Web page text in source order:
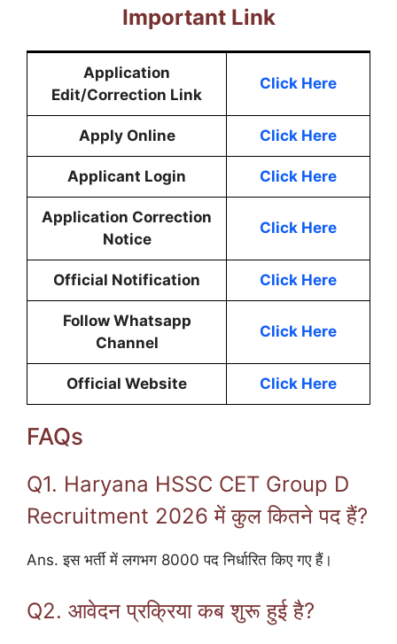
Important Link
Application
Edit/Correction Link
Click Here
Apply Online Click Here
Applicant Login Click Here
Application Correction
Notice
Click Here
Official Notification Click Here
Follow Whatsapp
Channel
Click Here
Official Website Click Here
FAQs
Q1. Haryana HSSC CET Group D
Recruitment 2026 में कुल कितने पद हैं?
Ans. इस भर्ती में लगभग 8000 पद निर्धारित किए गए हैं।
Q2. आवेदन प्रक्रिया कब शुरू हुई है?